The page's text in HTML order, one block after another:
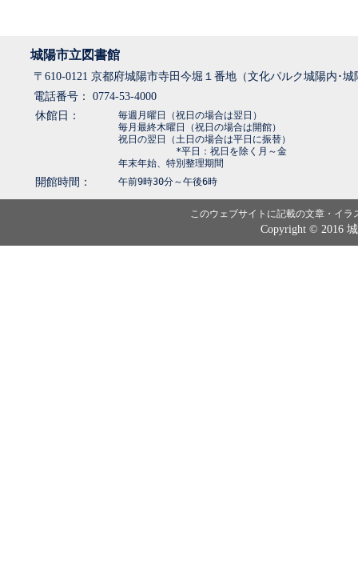
城陽市立図書館
〒610-0121 京都府城陽市寺田今堀１番地（文化パルク城陽内･
電話番号： 0774-53-4000
休館日：
毎週月曜日（祝日の場合は翌日）
毎月最終木曜日（祝日の場合は開館）
祝日の翌日（土日の場合は平日に振替）
*平日：祝日を除く月～金
年末年始、特別整理期間
開館時間： 午前9時30分～午後6時
このウェブサイトに記載の文章・イ
Copyright © 2016